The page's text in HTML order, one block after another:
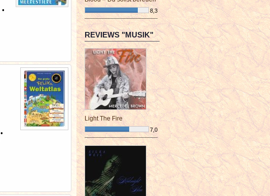
8,3
¯¯¯¯¯¯¯¯¯¯¯¯¯¯¯¯¯¯¯¯¯¯¯¯
REVIEWS "MUSIK"
Light The Fire
7,0
¯¯¯¯¯¯¯¯¯¯¯¯¯¯¯¯¯¯¯¯¯¯¯¯